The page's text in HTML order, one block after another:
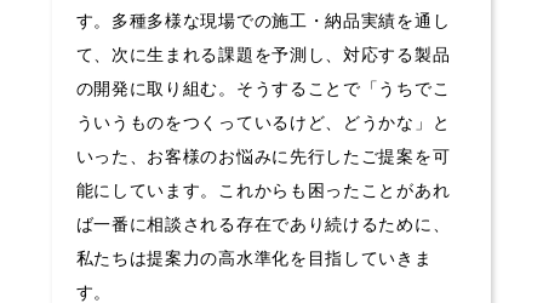
す。多種多様な現場での施工・納品実績を通し
て、次に生まれる課題を予測し、対応する製品
の開発に取り組む。そうすることで「うちでこ
ういうものをつくっているけど、どうかな」と
いった、お客様のお悩みに先行したご提案を可
能にしています。これからも困ったことがあれ
ば一番に相談される存在であり続けるために、
私たちは提案力の高水準化を目指していきま
す。